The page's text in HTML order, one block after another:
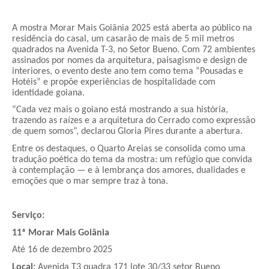
A mostra Morar Mais Goiânia 2025 está aberta ao público na
residência do casal, um casarão de mais de 5 mil metros
quadrados na Avenida T-3, no Setor Bueno. Com 72 ambientes
assinados por nomes da arquitetura, paisagismo e design de
interiores, o evento deste ano tem como tema “Pousadas e
Hotéis” e propõe experiências de hospitalidade com
identidade goiana.
“Cada vez mais o goiano está mostrando a sua história,
trazendo as raízes e a arquitetura do Cerrado como expressão
de quem somos”, declarou Gloria Pires durante a abertura.
Entre os destaques, o Quarto Areias se consolida como uma
tradução poética do tema da mostra: um refúgio que convida
à contemplação — e à lembrança dos amores, dualidades e
emoções que o mar sempre traz à tona.
Serviço:
11ª Morar Mais Goiânia
Até 16 de dezembro 2025